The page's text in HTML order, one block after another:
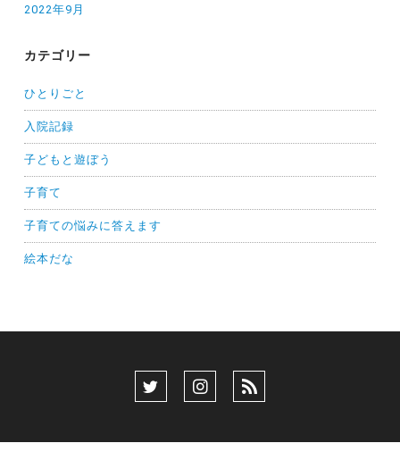
2022年9月
カテゴリー
ひとりごと
入院記録
子どもと遊ぼう
子育て
子育ての悩みに答えます
絵本だな